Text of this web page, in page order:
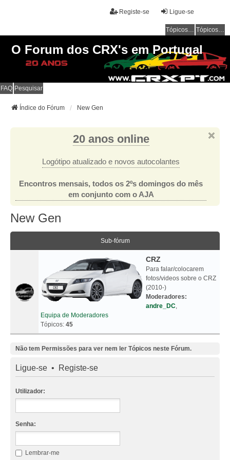
Ligue-se
Registe-se
Tópicos sem resposta Tópicos ativos
O Forum dos CRX's em Portugal
FAQ Pesquisar
Índice do Fórum New Gen
20 anos online
Logótipo atualizado e novos autocolantes
Encontros mensais, todos os 2ºs domingos do mês
em conjunto com o AJA
New Gen
Sub-fórum
CRZ
Para falar/colocarem
fotos/videos sobre o CRZ
(2010-)
Moderadores:
andre_DC,
Equipa de Moderadores
Tópicos: 45
Não tem Permissões para ver nem ler Tópicos neste Fórum.
Ligue-se • Registe-se
Utilizador:
Senha:
Lembrar-me